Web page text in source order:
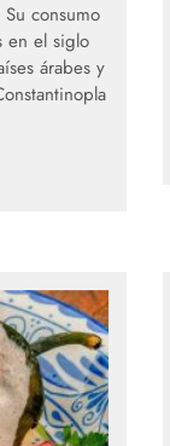
consumo
en el siglo
árabes y